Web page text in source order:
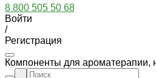
8 800 505 50 68
Войти
/
Регистрация
Компоненты для ароматерапии,